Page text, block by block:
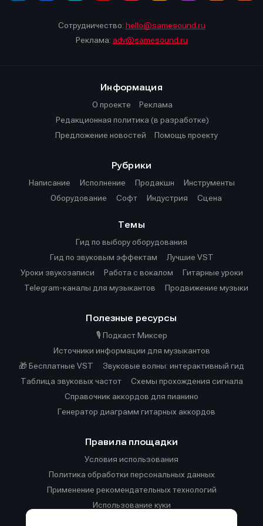
Сотрудничество: hello@samesound.ru
Реклама: adv@samesound.ru
Информация
О проекте
Реклама
Редакционная политика (в разработке)
Предложение новостей
Помощь проекту
Рубрики
Написание
Исполнение Продакшн
Инструменты
Оборудование
Софт Индустрия Сцена
Темы
Гид по выбору оборудования
Гид по звуковым эффектам
Лучшие VST
Уроки звукозаписи
Работа с вокалом
Гитарные уроки
Telegram-каналы для музыкантов
Продвижение музыки
Полезные ресурсы
🎙️ Подкаст Миксер
Источники информации для музыкантов
🎁 Бесплатные VST
Звуковые волны: интерактивный гид
Таблица звуковых частот
Cхемы прохождения сигнала
Справочник аккордов для пианино
Генератор диаграмм гитарных аккордов
Правила площадки
Условия использования
Политика обработки персональных данных
Применение рекомендательных технологий
Использование куки